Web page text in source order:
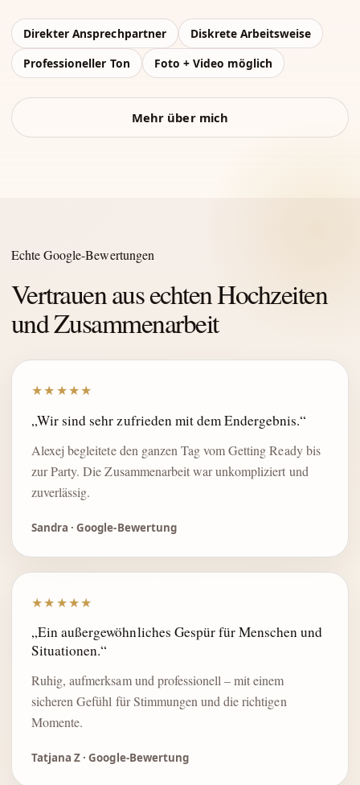
Direkter Ansprechpartner
Diskrete Arbeitsweise
Professioneller Ton
Foto + Video möglich
Mehr über mich
Echte Google-Bewertungen
Vertrauen aus echten Hochzeiten
und Zusammenarbeit
★★★★★
„Wir sind sehr zufrieden mit dem Endergebnis.“
Alexej begleitete den ganzen Tag vom Getting Ready bis
zur Party. Die Zusammenarbeit war unkompliziert und
zuverlässig.
Sandra · Google-Bewertung
★★★★★
„Ein außergewöhnliches Gespür für Menschen und
Situationen.“
Ruhig, aufmerksam und professionell – mit einem
sicheren Gefühl für Stimmungen und die richtigen
Momente.
Tatjana Z · Google-Bewertung